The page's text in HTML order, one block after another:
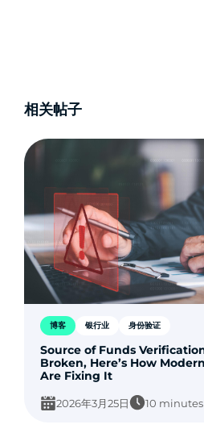
相关帖子
博客 银行业 身份验证
Source of Funds
Broken, Here’s How
Are Fixing It
2026年3月25日 10 minutes